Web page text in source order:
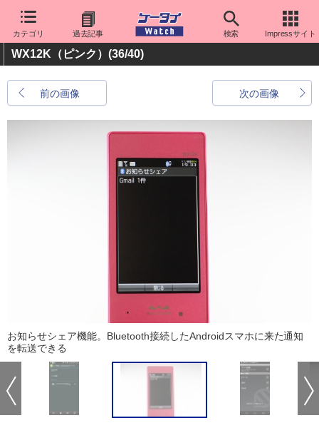
カテゴリ 過去記事 検索 Impressサイト
WX12K（ピンク） (36/40)
前の画像 次の画像
お知らせシェア機能。Bluetooth接続したAndroidスマホに来た通知
を転送できる